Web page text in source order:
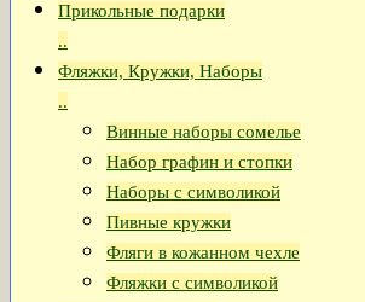
Прикольные подарки
..
Фляжки, Кружки, Наборы
..
Винные наборы сомелье
Набор графин и стопки
Наборы с символикой
Пивные кружки
Фляги в кожанном чехле
Фляжки с символикой